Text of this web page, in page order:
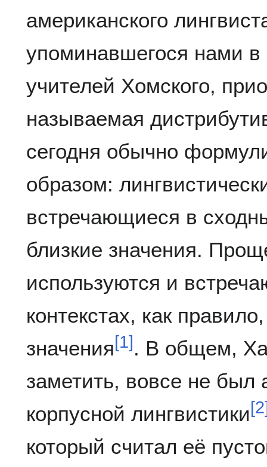
американского
упоминавшегося нами в
учителей Хомского,
называемая
сегодня обычно
образом:
встречающиеся в
близкие значения.
используются и
контекстах, как
значения[1] . В общем,
заметить, вовсе не был
корпусной лингвистики[2
который считал её